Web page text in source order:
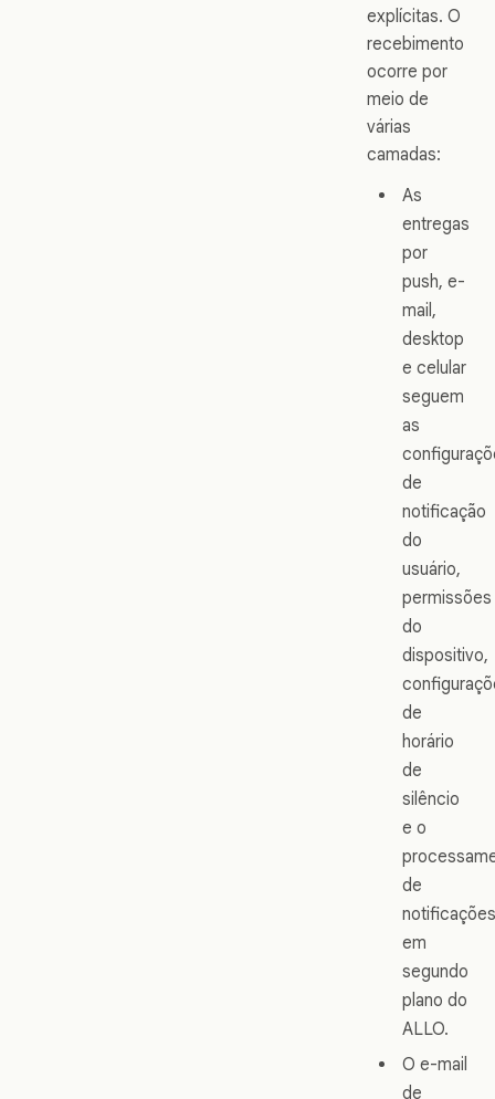
explícitas. O
recebimento
ocorre por
meio de
várias
camadas:
As
entregas
por
push, e-
mail,
desktop
e celular
seguem
as
de
notificação
do
usuário,
permissões
do
dispositivo,
de
horário
de
silêncio
e o
de
notificações
em
segundo
plano do
ALLO.
O e-mail
de